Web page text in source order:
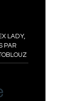
LADY,
PAR